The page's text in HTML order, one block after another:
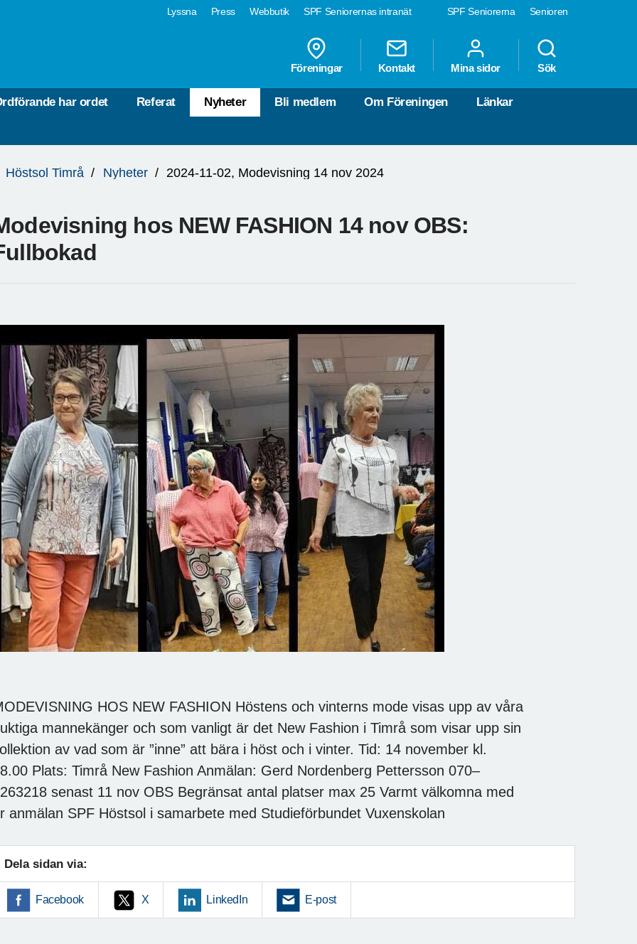
SPF Seniorerna Senioren
Lyssna Press Webbutik SPF Seniorernas intranät
Föreningar Kontakt Mina sidor Sök
har ordet Referat Nyheter Bli medlem Om Föreningen Länkar
Höstsol Timrå Nyheter 2024-11-02, Modevisning 14 nov 2024
hos NEW FASHION 14 nov OBS:
HOS NEW FASHION Höstens och vinterns mode visas upp av våra
mannekänger och som vanligt är det New Fashion i Timrå som visar upp sin
av vad som är ”inne” att bära i höst och i vinter. Tid: 14 november kl.
Plats: Timrå New Fashion Anmälan: Gerd Nordenberg Pettersson 070–
senast 11 nov OBS Begränsat antal platser max 25 Varmt välkomna med
anmälan SPF Höstsol i samarbete med Studieförbundet Vuxenskolan
Dela sidan via:
Facebook X LinkedIn E-post